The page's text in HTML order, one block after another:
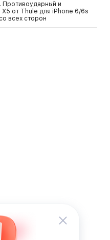
Противоударный и
от Thule для iPhone 6/6s
всех сторон